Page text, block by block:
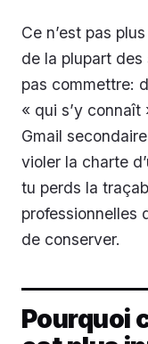
Ce n’est pas
de la plupart des
pas commettre:
« qui s’y
Gmail
violer la charte
tu perds la
professionnelles
de conserver.
Pourquoi